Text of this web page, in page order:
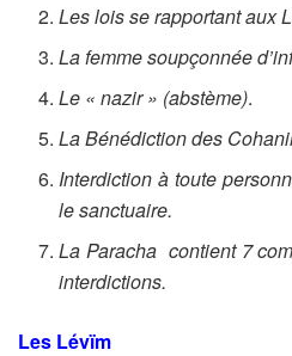
Les lois se rapportant aux
La femme soupçonnée
Le « nazir » (abstème).
La Bénédiction des
Interdiction à toute
le sanctuaire.
La Paracha contient 7
interdictions.
Les Lévïm